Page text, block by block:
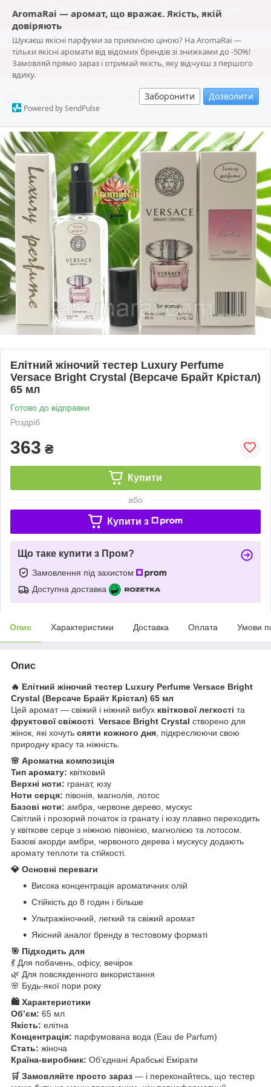
AromaRai — аромат, що вражає. Якість, якій
довіряють
Шукаєш якісні парфуми за приємною ціною? На AromaRai —
тільки якісні аромати від відомих брендів зі знижками до -50%!
Замовляй прямо зараз і отримай якість, яку відчуєш з першого
вдиху.
Заборонити Дозволити
Powered by SendPulse
Топ-якість парфумів без удару по кишені —
замовляй!
AromaRai
Стійкі аромати Luxury 65 мл | Вибір
Елітний жіночий тестер Luxury Perfume
Versace Bright Crystal (Версаче Брайт Крістал)
65 мл
Готово до відправки
Роздріб
363 ₴
Купити
або
Купити з
Що таке купити з Пром?
Замовлення під захистом
Доступна доставка
Опис Характеристики Доставка Оплата Умови
Опис
🔥 Елітний жіночий тестер Luxury Perfume Versace Bright
Crystal (Версаче Брайт Крістал) 65 мл
Цей аромат — свіжий і ніжний вибух квіткової легкості та
фруктової свіжості Versace Bright Crystal створено для
жінок, які хочуть сяяти кожного дня , підкреслюючи свою
природну красу та ніжність.
🌸 Ароматна композиція
Тип аромату: квітковий
Верхні ноти: гранат, юзу
Ноти серця: півонія, магнолія, лотос
Базові ноти: амбра, червоне дерево, мускус
Світлий і прозорий початок із гранату і юзу плавно переходить
у квіткове серце з ніжною півонією, магнолією та лотосом.
Базові акорди амбри, червоного дерева і мускусу додають
аромату теплоти та стійкості.
💎 Основні переваги
Висока концентрація ароматичних олій
Стійкість до 8 годин і більше
Ультражіночний, легкий та свіжий аромат
Якісний аналог бренду в тестовому форматі
🎯 Підходить для
💃 Для побачень, офісу, вечірок
🌿 Для повсякденного використання
🌸 Будь-якої пори року
🛍️ Характеристики
Обʼєм: 65 мл
Якість: елітна
Концентрація: парфумована вода (Eau de Parfum)
Стать: жіноча
Країна-виробник: Обʼєднані Арабські Емірати
🛒 Замовляйте просто зараз — і переконайтесь, що тестер